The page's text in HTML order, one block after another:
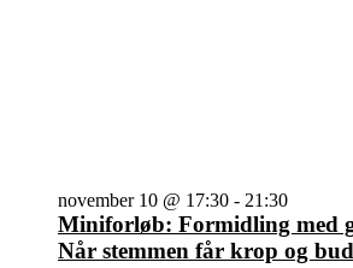
november 10 @ 17:30 - 21:30
Miniforløb: Formidling med
Når stemmen får krop og